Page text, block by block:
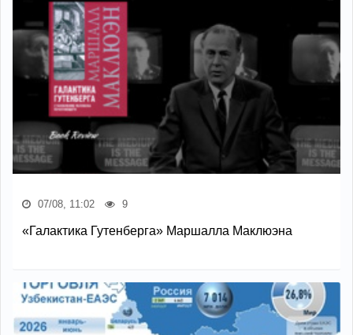
07/08, 11:02 9
«Галактика Гутенберга» Маршалла Маклюэна